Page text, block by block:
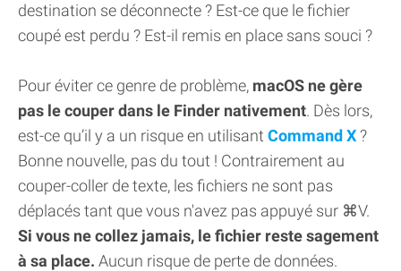
destination se déconnecte ? Est-ce que le fichier
coupé est perdu ? Est-il remis en place sans souci ?
Pour éviter ce genre de problème, macOS ne gère
pas le couper dans le Finder nativement. Dès lors,
est-ce qu’il y a un risque en utilisant Command X?
Bonne nouvelle, pas du tout ! Contrairement au
couper-coller de texte, les fichiers ne sont pas
déplacés tant que vous n'avez pas appuyé sur ⌘V.
Si vous ne collez jamais, le fichier reste sagement
à sa place. Aucun risque de perte de données.